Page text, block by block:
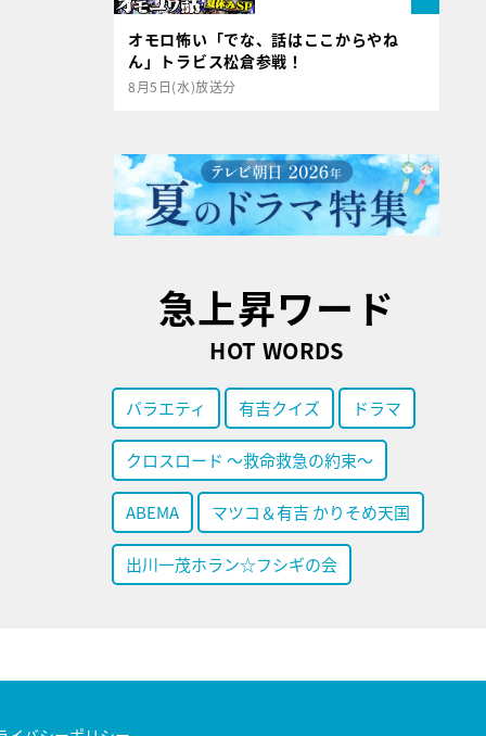
オモロ怖い「でな、話はここからやね
ん」トラビス松倉参戦！
8月5日(水)放送分
急上昇ワード
HOT WORDS
バラエティ 有吉クイズ ドラマ
クロスロード ～救命救急の約束～
ABEMA マツコ＆有吉 かりそめ天国
出川一茂ホラン☆フシギの会